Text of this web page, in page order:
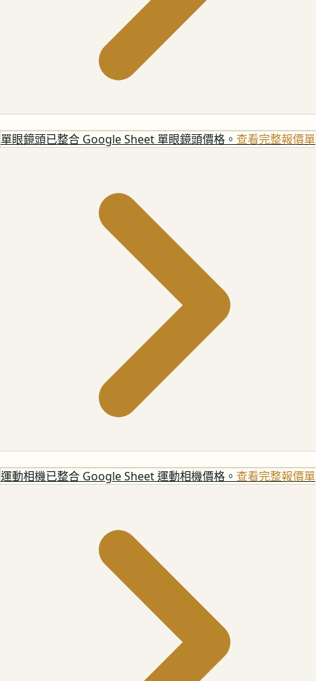
單眼鏡頭已整合 Google Sheet 單眼鏡頭價格。 查看完整報價單
運動相機已整合 Google Sheet 運動相機價格。 查看完整報價單